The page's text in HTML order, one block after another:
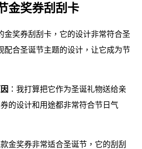
金奖券刮刮卡
金奖券刮刮卡，它的设计非常符合圣
配合圣诞节主题的设计，让它成为节
：我打算把它作为圣诞礼物送给亲
的设计和用途都非常符合节日气
金奖券非常适合圣诞节，它的刮刮